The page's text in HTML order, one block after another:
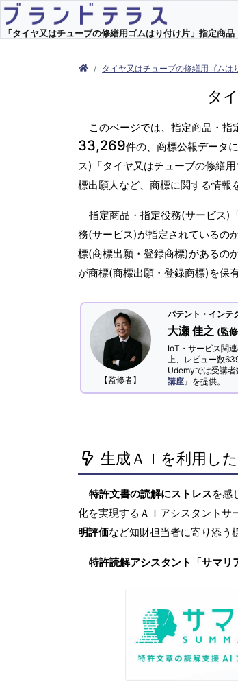
「タイヤ又はチューブの修繕用ゴムはり付け片」指定商
タイヤ又はチューブの修繕用ゴムは
タ
このページでは、指定商品・
33,269件の、商標公報データ
ス)「タイヤ又はチューブの修繕
標出願人など、商標に関する情報
指定商品・指定役務(サービス)
務(サービス)が指定されているの
標(商標出願・登録商標)があるの
が商標(商標出願・登録商標)を保
【監修者】
パテント・インテ
大瀬 佳之 (監
IoT・サービス関
上、レビュー数
Udemyでは受講
講座 』を提供。
生成ＡＩを利用し
特許文書の読解にストレスを感
化を実現するＡＩアシスタントサ
明評価など知財担当者に寄り添う
特許読解アシスタント「サマリ